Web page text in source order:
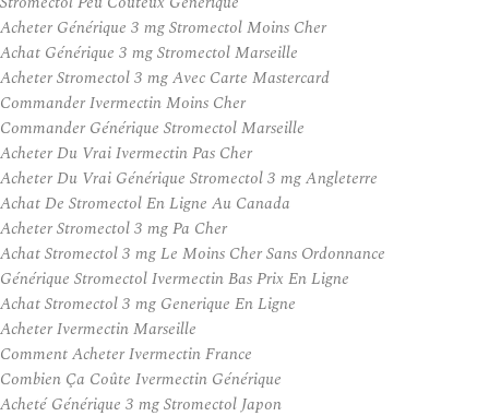
Acheter Générique 3 mg Stromectol Moins Cher
Achat Générique 3 mg Stromectol Marseille
Acheter Stromectol 3 mg Avec Carte Mastercard
Commander Ivermectin Moins Cher
Commander Générique Stromectol Marseille
Acheter Du Vrai Ivermectin Pas Cher
Acheter Du Vrai Générique Stromectol 3 mg Angleterre
Achat De Stromectol En Ligne Au Canada
Acheter Stromectol 3 mg Pa Cher
Achat Stromectol 3 mg Le Moins Cher Sans Ordonnance
Générique Stromectol Ivermectin Bas Prix En Ligne
Achat Stromectol 3 mg Generique En Ligne
Acheter Ivermectin Marseille
Comment Acheter Ivermectin France
Combien Ça Coûte Ivermectin Générique
Acheté Générique 3 mg Stromectol Japon